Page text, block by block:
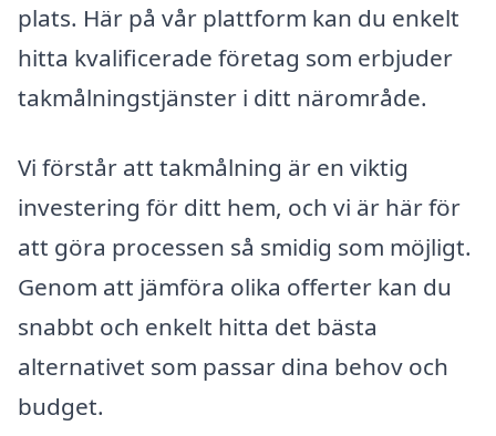
plats. Här på vår plattform kan du enkelt
hitta kvalificerade företag som erbjuder
takmålningstjänster i ditt närområde.
Vi förstår att takmålning är en viktig
investering för ditt hem, och vi är här för
att göra processen så smidig som möjligt.
Genom att jämföra olika offerter kan du
snabbt och enkelt hitta det bästa
alternativet som passar dina behov och
budget.